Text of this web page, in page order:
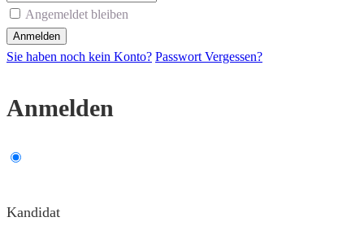
Angemeldet bleiben
Sie haben noch kein Konto? Passwort Vergessen?
Anmelden
Kandidat